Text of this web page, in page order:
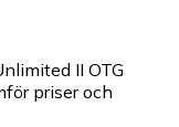
II OTG
priser och